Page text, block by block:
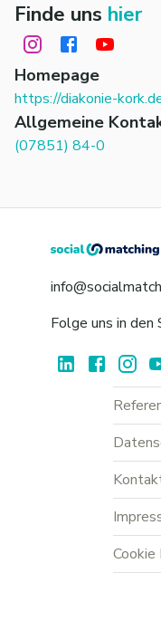
Finde uns hier
Homepage
https://diakonie-
Allgemeine
(07851) 84-0
Folge uns in den
Cookie